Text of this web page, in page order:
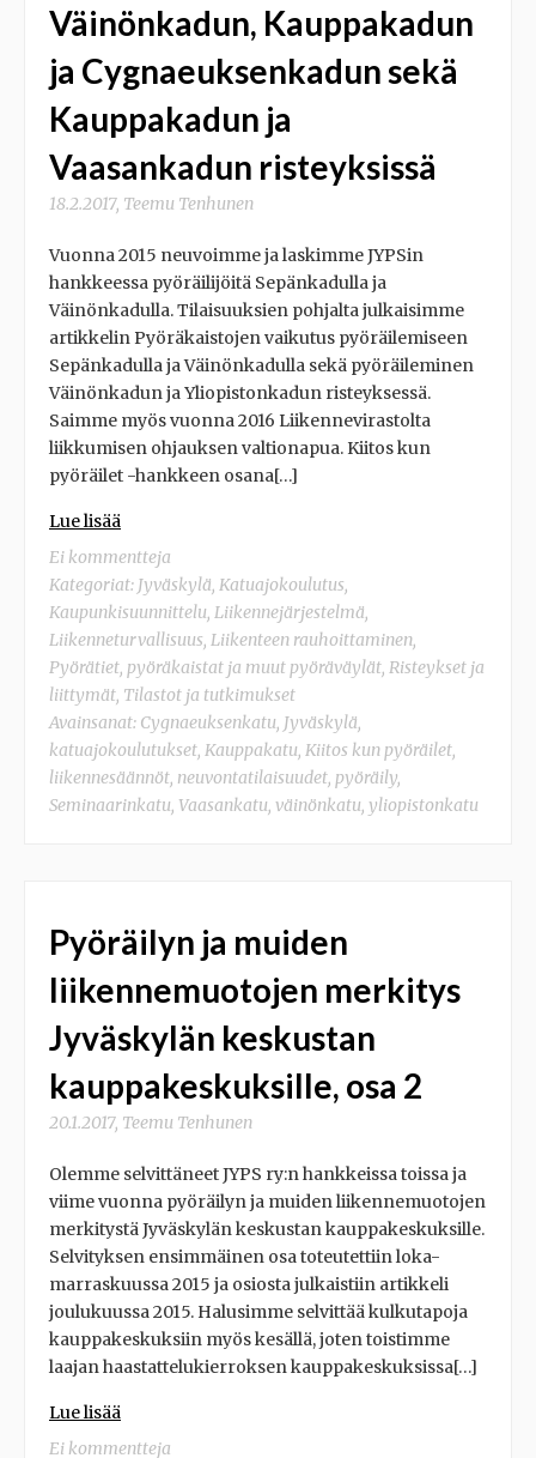
Väinönkadun, Kauppakadun
ja Cygnaeuksenkadun sekä
Kauppakadun ja
Vaasankadun risteyksissä
18.2.2017, Teemu Tenhunen
Vuonna 2015 neuvoimme ja laskimme JYPSin
hankkeessa pyöräilijöitä Sepänkadulla ja
Väinönkadulla. Tilaisuuksien pohjalta julkaisimme
artikkelin Pyöräkaistojen vaikutus pyöräilemiseen
Sepänkadulla ja Väinönkadulla sekä pyöräileminen
Väinönkadun ja Yliopistonkadun risteyksessä.
Saimme myös vuonna 2016 Liikennevirastolta
liikkumisen ohjauksen valtionapua. Kiitos kun
pyöräilet -hankkeen osana[…]
Lue lisää
Ei kommentteja
Kategoriat: Jyväskylä, Katuajokoulutus,
Kaupunkisuunnittelu, Liikennejärjestelmä,
Liikenneturvallisuus, Liikenteen rauhoittaminen,
Pyörätiet, pyöräkaistat ja muut pyöräväylät, Risteykset ja
liittymät, Tilastot ja tutkimukset
Avainsanat: Cygnaeuksenkatu, Jyväskylä,
katuajokoulutukset, Kauppakatu, Kiitos kun pyöräilet,
liikennesäännöt, neuvontatilaisuudet, pyöräily,
Seminaarinkatu, Vaasankatu, väinönkatu, yliopistonkatu
Pyöräilyn ja muiden
liikennemuotojen merkitys
Jyväskylän keskustan
kauppakeskuksille, osa 2
20.1.2017, Teemu Tenhunen
Olemme selvittäneet JYPS ry:n hankkeissa toissa ja
viime vuonna pyöräilyn ja muiden liikennemuotojen
merkitystä Jyväskylän keskustan kauppakeskuksille.
Selvityksen ensimmäinen osa toteutettiin loka-
marraskuussa 2015 ja osiosta julkaistiin artikkeli
joulukuussa 2015. Halusimme selvittää kulkutapoja
kauppakeskuksiin myös kesällä, joten toistimme
laajan haastattelukierroksen kauppakeskuksissa[…]
Lue lisää
Ei kommentteja